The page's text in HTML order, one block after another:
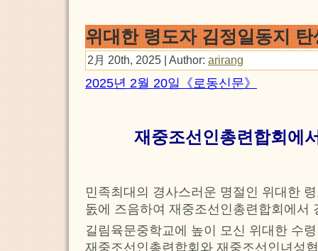
위대한 령도자 김정일동지
2月 20th, 2025 | Author: arirang
2025년 2월 20일《로동신문》
재중조선인총련합회에
민족최대의 경사스러운 명절인 위대한
돐에 즈음하여 재중조선인총련합회에서
길림육문중학교에 높이 모신 위대한 수
재중조선인총련합회와 재중조선인녀성